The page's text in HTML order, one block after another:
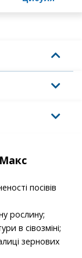
посівів
рослину;
в сівозміні;
зернових